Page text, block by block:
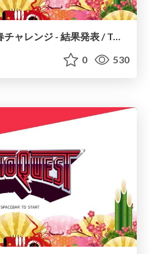
TwilioQuest - 2021 新春チャレンジ - 結果発表 / TQ 2021 New Year Challenge Closing
0 530